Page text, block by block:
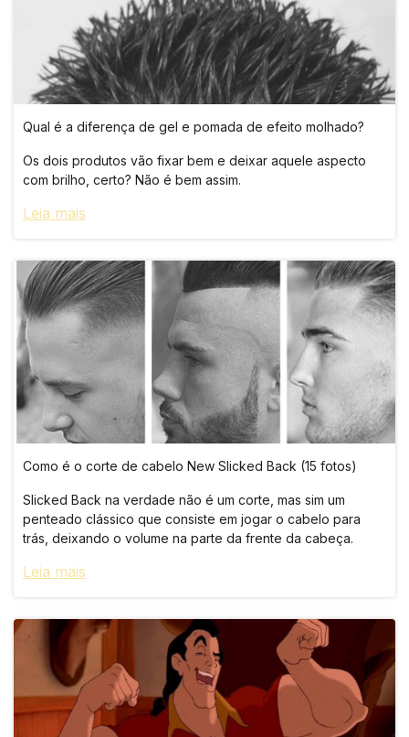
Qual é a diferença de gel e pomada de efeito molhado?
Os dois produtos vão fixar bem e deixar aquele aspecto
com brilho, certo? Não é bem assim.
Leia mais
Como é o corte de cabelo New Slicked Back (15 fotos)
Slicked Back na verdade não é um corte, mas sim um
penteado clássico que consiste em jogar o cabelo para
trás, deixando o volume na parte da frente da cabeça.
Leia mais